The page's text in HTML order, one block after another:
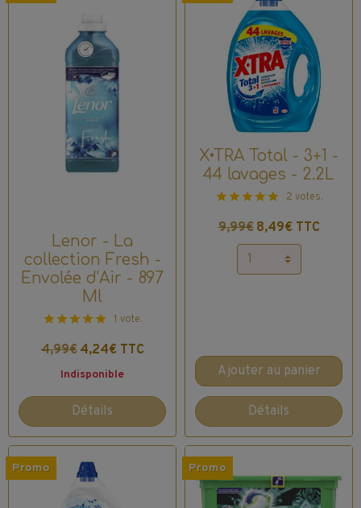
Lenor - La
collection Fresh -
Envolée d’Air - 897
Ml
1 vote.
4,99€ 4,24€ TTC
Indisponible
Détails
X•TRA Total - 3+1 -
44 lavages - 2.2L
2 votes.
9,99€ 8,49€ TTC
Ajouter au panier
Détails
Promo Promo